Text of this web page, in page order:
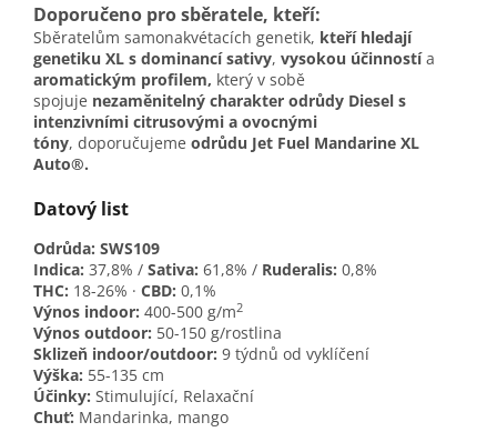
Doporučeno pro sběratele, kteří:
Sběratelům samonakvétacích genetik, kteří hledají
genetiku XL s dominancí sativy, vysokou účinností a
aromatickým profilem, který v sobě
spojuje nezaměnitelný charakter odrůdy Diesel s
intenzivními citrusovými a ovocnými
tóny, doporučujeme odrůdu Jet Fuel Mandarine XL
Auto®.
Datový list
Odrůda: SWS109
Indica: 37,8% / Sativa: 61,8% / Ruderalis: 0,8%
THC: 18-26% · CBD: 0,1%
Výnos indoor: 400-500 g/m2
Výnos outdoor: 50-150 g/rostlina
Sklizeň indoor/outdoor: 9 týdnů od vyklíčení
Výška: 55-135 cm
Účinky: Stimulující, Relaxační
Chuť: Mandarinka, mango